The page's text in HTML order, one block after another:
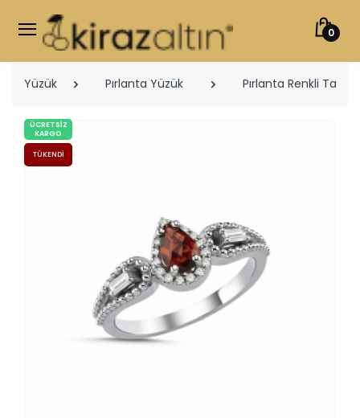
0
Yüzük Pırlanta Yüzük Pırlanta Renkli Taşlı
ÜCRETSIZ
KARGO
TÜKENDI